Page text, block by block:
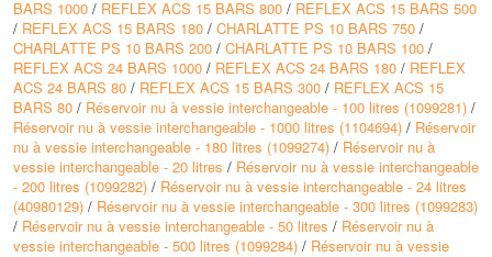
• Les réservoirs sont conformes à la directive Européenne
• Les réservoirs à vessie sont certifiés ACS (eau potable)
Principes de fonctionnement du réservoir à membrane
• Avant mise en température, la pression à l’intérieur du vase équilibre la
pression statique de l’installation.
• L’azote occupe entièrement le volume du vase. La membrane reste
plaquée contre la paroi
• Pendant la mise en température, le volume d’eau dans le circuit
augmente sous l’effet de la dilatation et comprime la membrane. Le
volume d’azote diminue et la pression dans l’installation augmente
• Après la mise en température, la pression finale avoisine la pression de
tarage de la soupape de sécurité
BARS 1000 / REFLEX ACS 15 BARS 800 / REFLEX ACS 15 BARS 500
/ REFLEX ACS 15 BARS 180 / CHARLATTE PS 10 BARS 750 /
CHARLATTE PS 10 BARS 200 / CHARLATTE PS 10 BARS 100 /
REFLEX ACS 24 BARS 1000 / REFLEX ACS 24 BARS 180 / REFLEX
ACS 24 BARS 80 / REFLEX ACS 15 BARS 300 / REFLEX ACS 15
BARS 80 / Réservoir nu à vessie interchangeable - 100 litres (1099281) /
Réservoir nu à vessie interchangeable - 1000 litres (1104694) / Réservoir
nu à vessie interchangeable - 180 litres (1099274) / Réservoir nu à
vessie interchangeable - 20 litres / Réservoir nu à vessie interchangeable
- 200 litres (1099282) / Réservoir nu à vessie interchangeable - 24 litres
(40980129) / Réservoir nu à vessie interchangeable - 300 litres (1099283)
/ Réservoir nu à vessie interchangeable - 50 litres / Réservoir nu à
vessie interchangeable - 500 litres (1099284) / Réservoir nu à vessie